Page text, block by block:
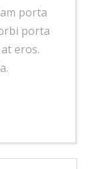
porta
porta
eros.